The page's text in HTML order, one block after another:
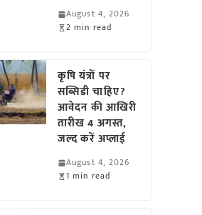
August 4, 2026
2 min read
कृषि यंत्रों पर
सब्सिडी चाहिए?
आवेदन की आखिरी
तारीख 4 अगस्त,
जल्द करें अप्लाई
August 4, 2026
1 min read